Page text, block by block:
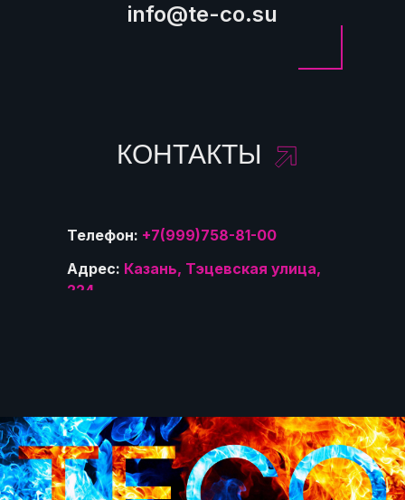
info@te-co.su
Телефон: +7(999)758-81-00
Адрес: Казань, Тэцевская улица,
224
КОНТАКТЫ